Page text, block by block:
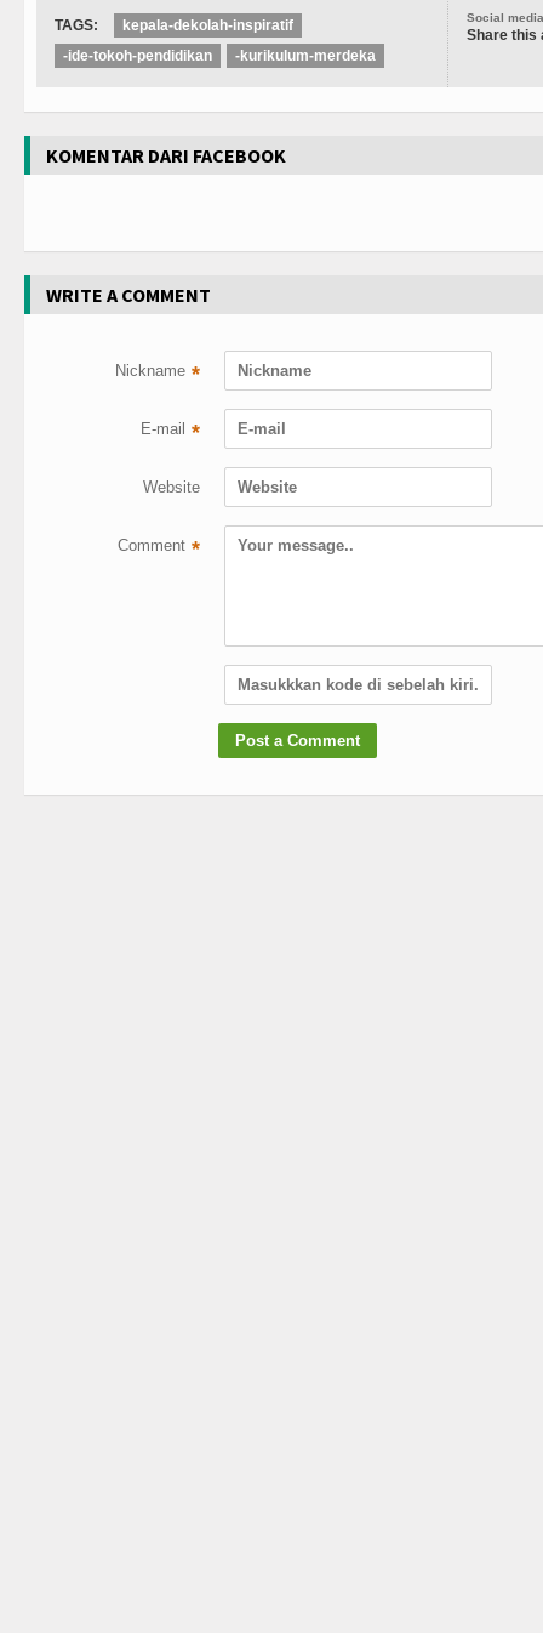
Social media
Share this
TAGS:
kepala-dekolah-inspiratif
-ide-tokoh-pendidikan
-kurikulum-merdeka
KOMENTAR DARI FACEBOOK
WRITE A COMMENT
Nickname *
E-mail *
Website
Comment *